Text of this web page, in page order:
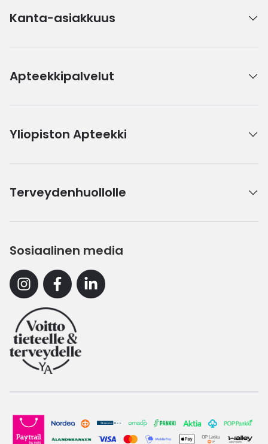
Kanta-asiakkuus
Apteekkipalvelut
Yliopiston Apteekki
Terveydenhuollolle
Sosiaalinen media
InstagramFacebookLinkedin